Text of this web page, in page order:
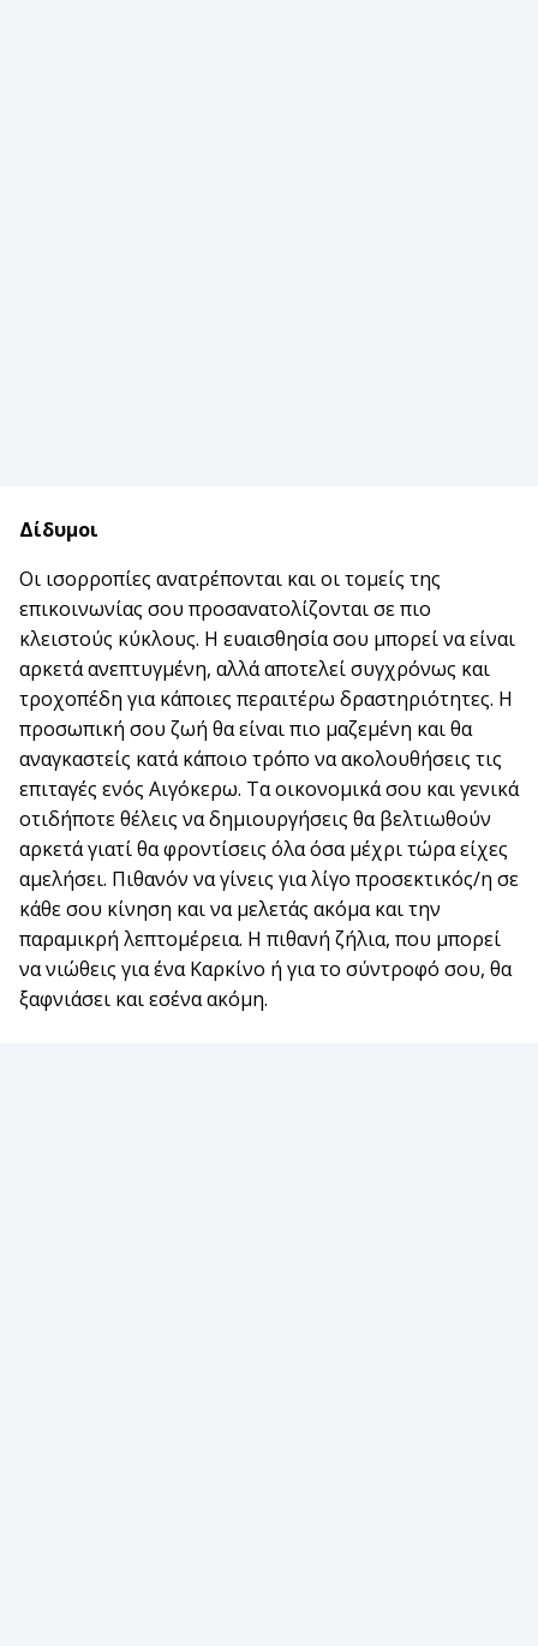
Δίδυμοι
Οι ισορροπίες ανατρέπονται και οι τομείς της
επικοινωνίας σου προσανατολίζονται σε πιο
κλειστούς κύκλους. Η ευαισθησία σου μπορεί να είναι
αρκετά ανεπτυγμένη, αλλά αποτελεί συγχρόνως και
τροχοπέδη για κάποιες περαιτέρω δραστηριότητες. Η
προσωπική σου ζωή θα είναι πιο μαζεμένη και θα
αναγκαστείς κατά κάποιο τρόπο να ακολουθήσεις τις
επιταγές ενός Αιγόκερω. Τα οικονομικά σου και γενικά
οτιδήποτε θέλεις να δημιουργήσεις θα βελτιωθούν
αρκετά γιατί θα φροντίσεις όλα όσα μέχρι τώρα είχες
αμελήσει. Πιθανόν να γίνεις για λίγο προσεκτικός/η σε
κάθε σου κίνηση και να μελετάς ακόμα και την
παραμικρή λεπτομέρεια. Η πιθανή ζήλια, που μπορεί
να νιώθεις για ένα Καρκίνο ή για το σύντροφό σου, θα
ξαφνιάσει και εσένα ακόμη.